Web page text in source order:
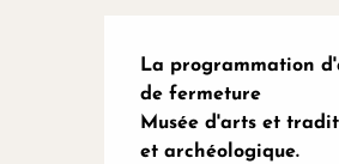
Description
La programmation
de fermeture
Musée d'arts et
et archéologique.